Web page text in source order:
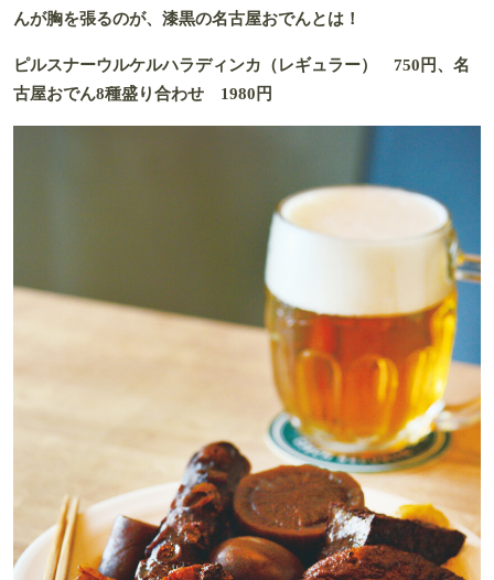
んが胸を張るのが、漆黒の名古屋おでんとは！
ピルスナーウルケルハラディンカ（レギュラー） 750円、名
古屋おでん8種盛り合わせ 1980円